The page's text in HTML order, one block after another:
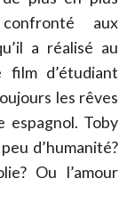
aux
a réalisé au
d’étudiant
les rêves
Toby
d’humanité?
Ou l’amour